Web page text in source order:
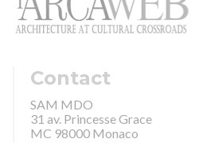
Contact
SAM MDO
31 av. Princesse Grace
MC 98000 Monaco